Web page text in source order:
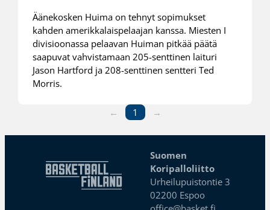
Äänekosken Huima on tehnyt sopimukset
kahden amerikkalaispelaajan kanssa. Miesten I
divisioonassa pelaavan Huiman pitkää päätä
saapuvat vahvistamaan 205-senttinen laituri
Jason Hartford ja 208-senttinen sentteri Ted
Morris.
← 1 →
Suomen
Koripalloliitto
Urheilupuistontie 3
02200 Espoo